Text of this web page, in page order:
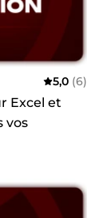
dans les
investi
?
C’est
5,0 (6)
Excel et
vos